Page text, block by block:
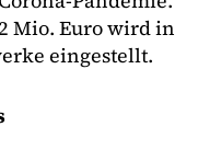
Mio. Euro wird in
eingestellt.